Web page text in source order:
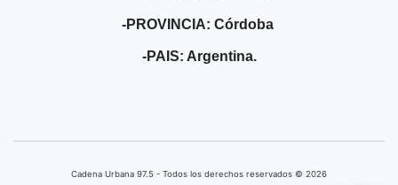
-PROVINCIA: Córdoba
-PAIS: Argentina.
Cadena Urbana ​97.5 - Todos los derechos reservados © 2026